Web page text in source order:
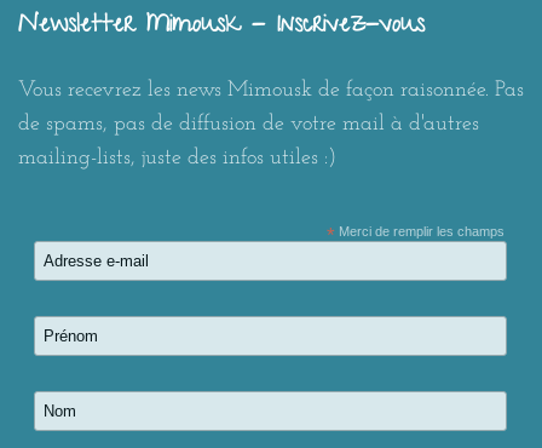
Newsletter Mimousk - Inscrivez-vous
Vous recevrez les news Mimousk de façon raisonnée. Pas
de spams, pas de diffusion de votre mail à d'autres
mailing-lists, juste des infos utiles :)
*Merci de remplir les champs